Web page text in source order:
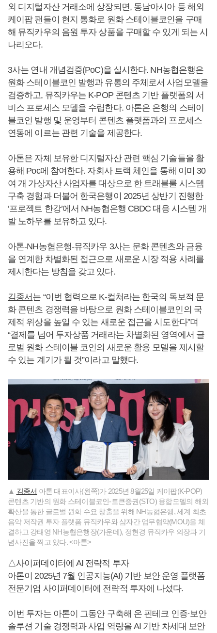
외 디지털자산 거래소에 상장되면, 동남아시아 등 해외
케이팝 팬들이 현지 통화로 원화 스테이블코인을 구매
해 뮤직카우의 음원 투자 상품을 구매할 수 있게 되는 시
나리오다.
3사는 연내 개념검증(PoC)을 실시한다. NH농협은행은
원화 스테이블코인 발행과 유통의 주체로서 사업모델을
검증하고, 뮤직카우는 K-POP 콘텐츠 기반 플랫폼의 서
비스 프로세스 모델을 수립한다. 아톤은 은행의 스테이
블코인 발행 및 운영부터 콘텐츠 플랫폼과의 프로세스
연동에 이르는 관련 기술을 제공한다.
아톤은 자체 보유한 디지털자산 관련 핵심 기술들을 활
용해 Poc에 참여한다. 자회사 트랙 체인을 통해 이미 30
여 개 가상자산 사업자를 대상으로 한 트래블룰 시스템
구축 경험과 더불어 한국은행이 2025년 상반기 진행한
‘프로젝트 한강’에서 NH농협은행 CBDC 대응 시스템 개
발 노하우를 보유하고 있다.
아톤-NH농협은행-뮤직카우 3사는 문화 콘텐츠와 금융
을 연계한 차별화된 접근으로 새로운 시장 적용 사례를
제시한다는 방침을 갖고 있다.
김종서는 “이번 협력으로 K-컬쳐라는 한국의 독보적 문
화 콘텐츠 경쟁력을 바탕으로 원화 스테이블코인의 국
제적 위상을 높일 수 있는 새로운 접근을 시도한다”며
“결제를 넘어 투자상품 거래라는 차별화된 영역에서 글
로벌 원화 스테이블 코인의 새로운 활용 모델을 제시할
수 있는 계기가 될 것”이라고 말했다.
▲ 김종서 아톤 대표이사(왼쪽)가 2025년 8월25일 케이팝(K-POP)
콘텐츠 기반의 원화 스테이블코인-토큰증권(STO) 융합모델의 해외
확산을 통한 글로벌 원화 수요 창출을 위해 NH농협은행, 세계 최초
음악 저작권 투자 플랫폼 뮤직카우와 삼자간 업무협약(MOU)을 체
결하고 강태영 NH농협은행장(가운데), 정현경 뮤직카우 의장과 기
념사진을 찍고 있다. <아톤>
△사이퍼데이터에 AI 전략적 투자
아톤이 2025년 7월 인공지능(AI) 기반 보안 운영 플랫폼
전문기업 사이퍼데이터에 전략적 투자에 나섰다.
이번 투자는 아톤이 그동안 구축해 온 핀테크 인증·보안
솔루션 기술 경쟁력과 사업 역량을 AI 기반 차세대 보안